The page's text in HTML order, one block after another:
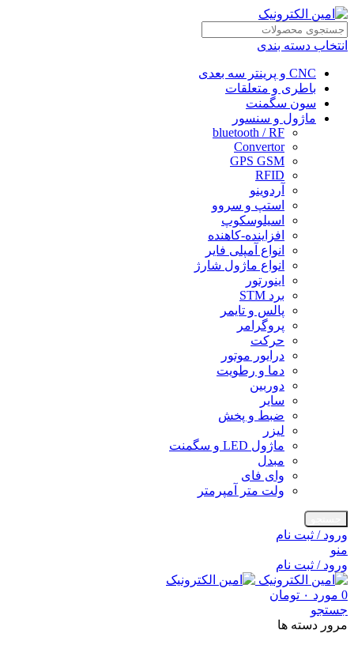
انتخاب دسته بندی
CNC و پرینتر سه بعدی
باطری و متعلقات
سون سگمنت
ماژول و سنسور
bluetooth / RF
Convertor
GPS GSM
RFID
آردوینو
استپ و سروو
اسیلوسکوپ
افزاینده-کاهنده
انواع آمپلی فایر
انواع ماژول شارژ
اینورتور
برد STM
پالس و تایمر
پروگرامر
حرکت
درایور موتور
دما و رطویت
دوربین
سایر
ضبط و پخش
لیزر
ماژول LED و سگمنت
مبدل
وای فای
ولت متر آمپرمتر
ورود / ثبت نام
منو
ورود / ثبت نام
0 مورد ۰ تومان
جستجو
مرور دسته ها